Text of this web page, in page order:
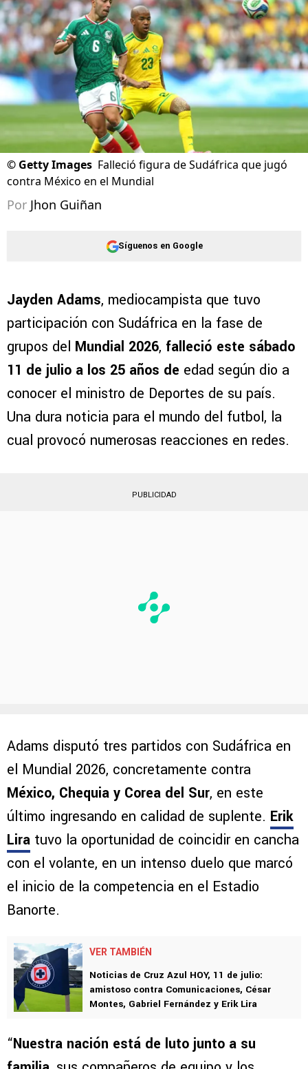
© Getty Images Falleció figura de Sudáfrica que jugó
contra México en el Mundial
Por Jhon Guiñan
Síguenos en Google
Jayden Adams, mediocampista que tuvo
participación con Sudáfrica en la fase de
grupos del Mundial 2026, falleció este sábado
11 de julio a los 25 años de edad según dio a
conocer el ministro de Deportes de su país.
Una dura noticia para el mundo del futbol, la
cual provocó numerosas reacciones en redes.
PUBLICIDAD
Adams disputó tres partidos con Sudáfrica en
el Mundial 2026, concretamente contra
México, Chequia y Corea del Sur, en este
último ingresando en calidad de suplente. Erik
Lira tuvo la oportunidad de coincidir en cancha
con el volante, en un intenso duelo que marcó
el inicio de la competencia en el Estadio
Banorte.
VER TAMBIÉN
Noticias de Cruz Azul HOY, 11 de julio:
amistoso contra Comunicaciones, César
Montes, Gabriel Fernández y Erik Lira
“Nuestra nación está de luto junto a su